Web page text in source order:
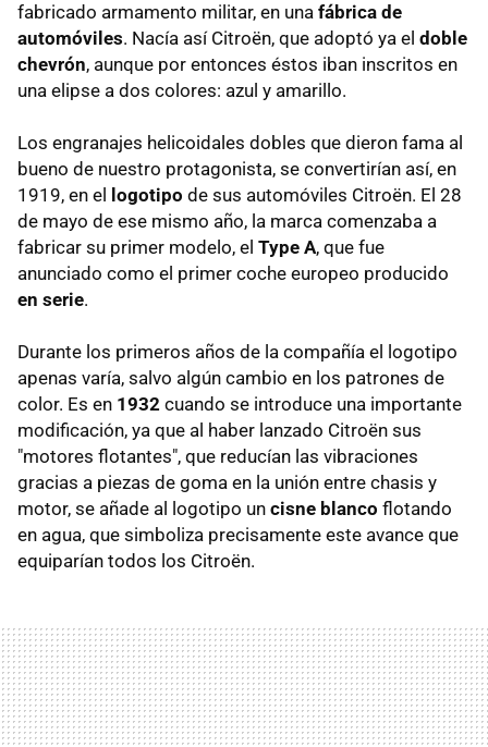
fabricado armamento militar, en una fábrica de
automóviles. Nacía así Citroën, que adoptó ya el doble
chevrón, aunque por entonces éstos iban inscritos en
una elipse a dos colores: azul y amarillo.
Los engranajes helicoidales dobles que dieron fama al
bueno de nuestro protagonista, se convertirían así, en
1919, en el
logotipo de sus automóviles Citroën. El 28
de mayo de ese mismo año, la marca comenzaba a
fabricar su primer modelo, el Type A, que fue
anunciado como el primer coche europeo producido
en serie.
Durante los primeros años de la compañía el logotipo
apenas varía, salvo algún cambio en los patrones de
color. Es en 1932 cuando se introduce una importante
modificación, ya que al haber lanzado Citroën sus
"motores flotantes", que reducían las vibraciones
gracias a piezas de goma en la unión entre chasis y
motor, se añade al logotipo un cisne blanco flotando
en agua, que simboliza precisamente este avance que
equiparían todos los Citroën.